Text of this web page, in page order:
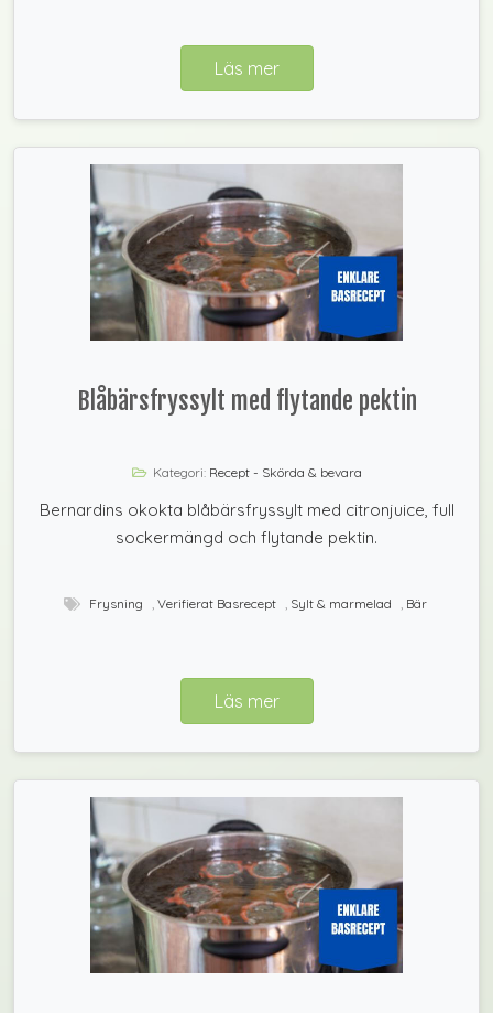
Läs mer
Blåbärsfryssylt med flytande pektin
Kategori: Recept - Skörda & bevara
Bernardins okokta blåbärsfryssylt med citronjuice, full
sockermängd och flytande pektin.
Läs mer
Frysning Verifierat Basrecept Sylt & marmelad Bär